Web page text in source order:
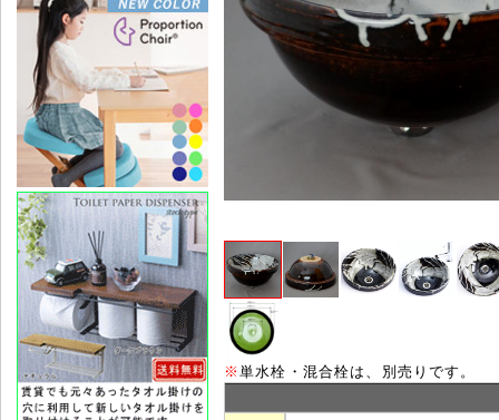
※単水栓・混合栓は、別売りです。